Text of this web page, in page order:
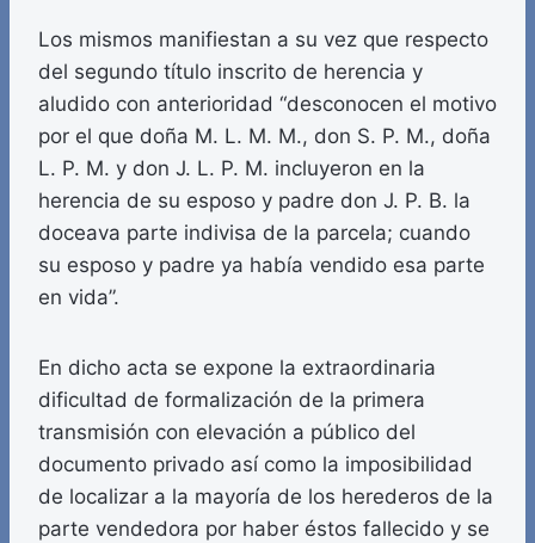
Los mismos manifiestan a su vez que respecto
del segundo título inscrito de herencia y
aludido con anterioridad “desconocen el motivo
por el que doña M. L. M. M., don S. P. M., doña
L. P. M. y don J. L. P. M. incluyeron en la
herencia de su esposo y padre don J. P. B. la
doceava parte indivisa de la parcela; cuando
su esposo y padre ya había vendido esa parte
en vida”.
En dicho acta se expone la extraordinaria
dificultad de formalización de la primera
transmisión con elevación a público del
documento privado así como la imposibilidad
de localizar a la mayoría de los herederos de la
parte vendedora por haber éstos fallecido y se